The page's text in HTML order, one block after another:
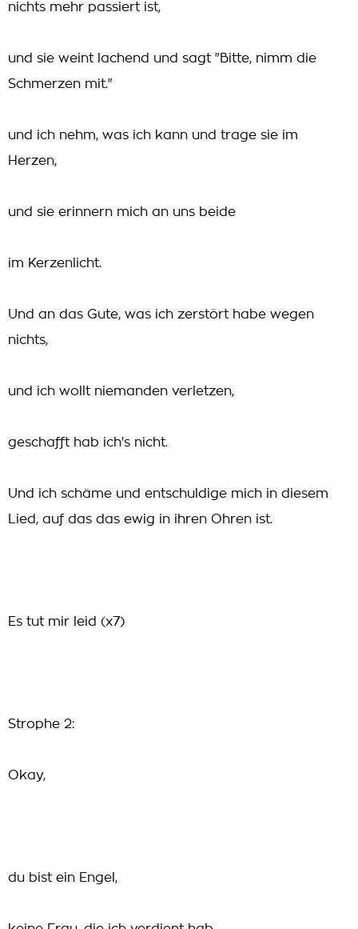
nichts mehr passiert ist,
und sie weint lachend und sagt "Bitte, nimm die
Schmerzen mit."
und ich nehm, was ich kann und trage sie im
Herzen,
und sie erinnern mich an uns beide
im Kerzenlicht.
Und an das Gute, was ich zerstört habe wegen
nichts,
und ich wollt niemanden verletzen,
geschafft hab ich's nicht.
Und ich schäme und entschuldige mich in diesem
Lied, auf das das ewig in ihren Ohren ist.
Es tut mir leid (x7)
Strophe 2:
Okay,
du bist ein Engel,